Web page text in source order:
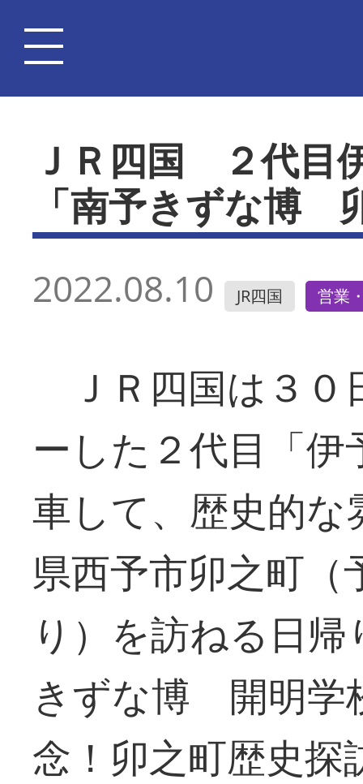
ＪＲ四国 ２代目
「南予きずな博
2022.08.10 JR四国 営業
ＪＲ四国は３０
ーした２代目「
車して、歴史的
県西予市卯之町（
り）を訪ねる日
きずな博 開明学
念！卯之町歴史探